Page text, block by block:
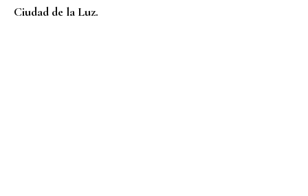
Ciudad de la Luz.